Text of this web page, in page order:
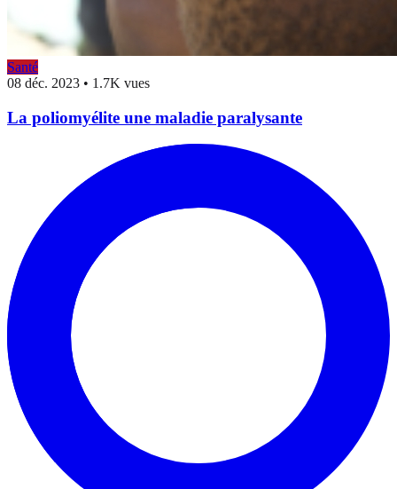
Santé
08 déc. 2023 • 1.7K vues
La poliomyélite une maladie paralysante